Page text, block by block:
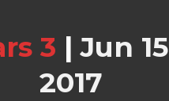
3 | Jun
2017